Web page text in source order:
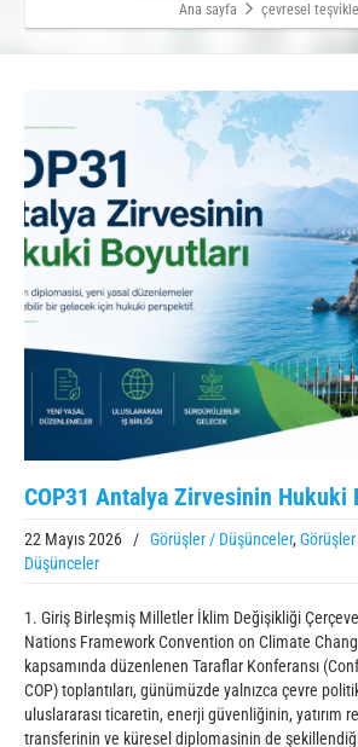
Ana sayfa çevresel
COP31 Antalya Zirvesinin Hukuki
22 Mayıs 2026 / Görüşler / Düşünceler,
Düşünceler
1. Giriş Birleşmiş Milletler İklim Değişikliği
Nations Framework Convention on Climate
kapsamında düzenlenen Taraflar Konferansı
COP) toplantıları, günümüzde yalnızca çevre
uluslararası ticaretin, enerji güvenliğinin, yatırım
transferinin ve küresel diplomasinin de